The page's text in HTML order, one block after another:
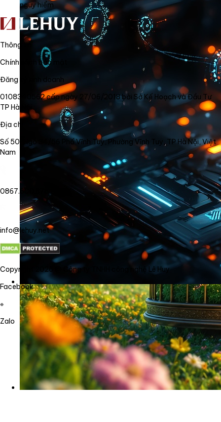
nguy hiểm
Thông tin
Chính sách bảo mật
Đăng ký kinh doanh
0108340562 cấp ngày 27/06/2018 bởi Sở Kế Hoạch và Đầu Tư
TP Hà Nội
Địa chỉ
Số 50, Ngõ 34/56 Phố Vĩnh Tuy, Phường Vĩnh Tuy, TP Hà Nội, Việt
Nam
0867.800.878
info@lehuy.net
Copyright 2026 @ Công ty TNHH công nghệ Lê Huy
Facebook
Zalo